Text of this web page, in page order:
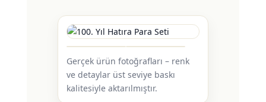
Gerçek ürün fotoğrafları – renk
ve detaylar üst seviye baskı
kalitesiyle aktarılmıştır.